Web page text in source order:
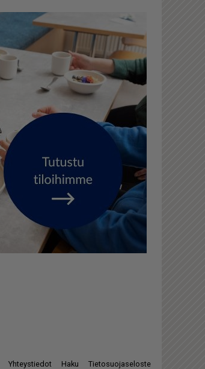
Yhteystiedot Haku Tietosuojaseloste